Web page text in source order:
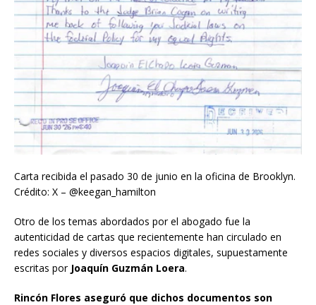
Carta recibida el pasado 30 de junio en la oficina de Brooklyn.
Crédito: X – @keegan_hamilton
Otro de los temas abordados por el abogado fue la
autenticidad de cartas que recientemente han circulado en
redes sociales y diversos espacios digitales, supuestamente
escritas por Joaquín Guzmán Loera.
Rincón Flores aseguró que dichos documentos son